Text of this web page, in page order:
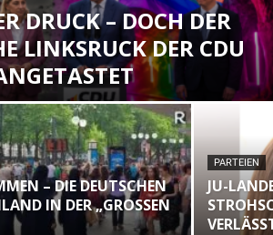
DRUCK – DOCH DER
LINKSRUCK DER CDU
– DIE DEUTSCHEN
IN DER „GROSSEN U
PARTEIEN
JU-